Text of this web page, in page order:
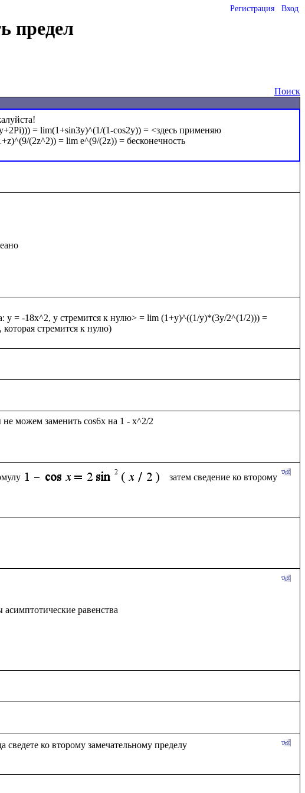
Регистрация Вход
предел
Поиск
= lim(1+sin3y)^(1/(1-cos2y)) = <здесь применяю
y = -18x^2, y стремится к нулю> = lim (1+y)^((1/y)*(3y/2^(1/2))) =
не можем заменить cos6x на 1 - x^2/2
затем сведение ко второму
асимптотические равенства